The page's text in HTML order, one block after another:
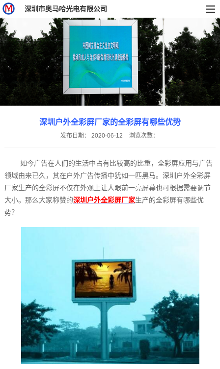
深圳市奥马哈光电有限公司
深圳户外全彩屏厂家的全彩屏有哪些优势
发布日期： 2020-06-12 浏览次数：
如今广告在人们的生活中占有比较高的比重，全彩屏应用与广告
领域由来已久，其在户外广告传播中犹如一匹黑马。深圳户外全彩屏
厂家生产的全彩屏不仅在外观上让人眼前一亮屏幕也可根据需要调节
大小。那么大家称赞的深圳户外全彩屏厂家‍生产的全彩屏有哪些优
势？